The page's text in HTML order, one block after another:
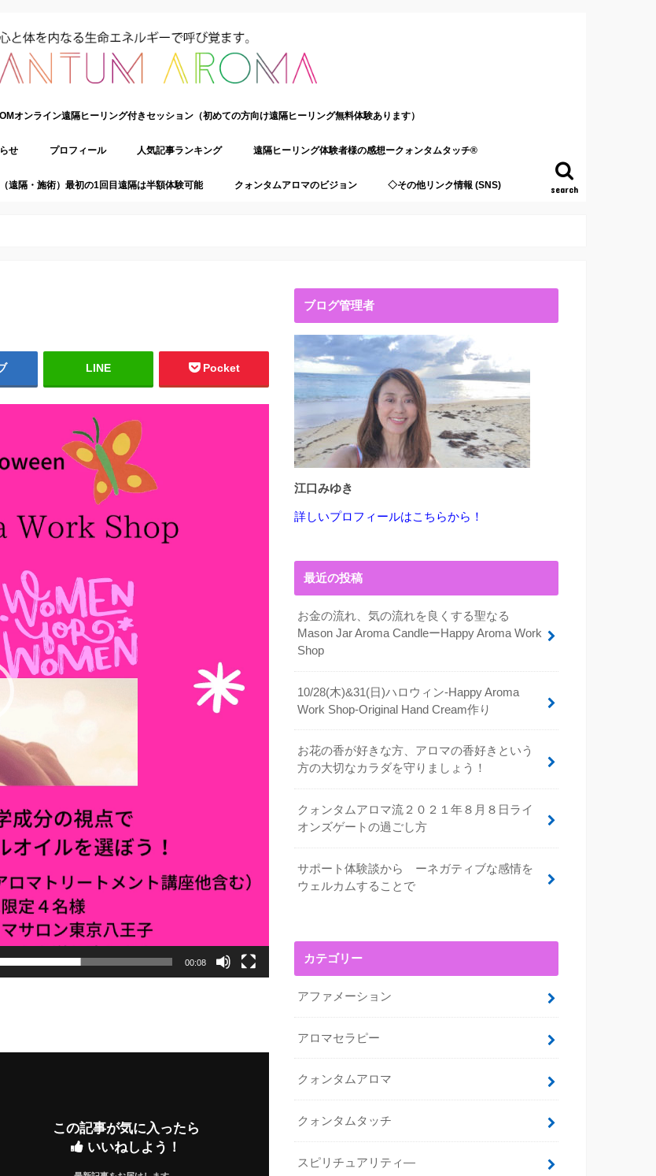
search
オンライン遠隔ヒーリング付きセッション（初めての方向け遠隔ヒーリング無料体験あります）
せ プロフィール 人気記事ランキング 遠隔ヒーリング体験者様の感想ークォンタムタッチ®
遠隔・施術）最初の1回目遠隔は半額体験可能 クォンタムアロマのビジョン ◇その他リンク情報 (SNS)
LINE Pocket
00:08
この記事が気に入ったら
いいねしよう！
ブログ管理者
江口みゆき
詳しいプロフィールはこちらから！
最近の投稿
お金の流れ、気の流れを良くする聖なる
Mason Jar Aroma CandleーHappy Aroma Work
Shop
10/28(木)&31(日)ハロウィン-Happy Aroma
Work Shop-Original Hand Cream作り
お花の香が好きな方、アロマの香好きという
方の大切なカラダを守りましょう！
クォンタムアロマ流２０２１年８月８日ライ
オンズゲートの過ごし方
サポート体験談から ーネガティブな感情を
ウェルカムすることで
カテゴリー
アファメーション
アロマセラピー
クォンタムアロマ
クォンタムタッチ
スピリチュアリティ―